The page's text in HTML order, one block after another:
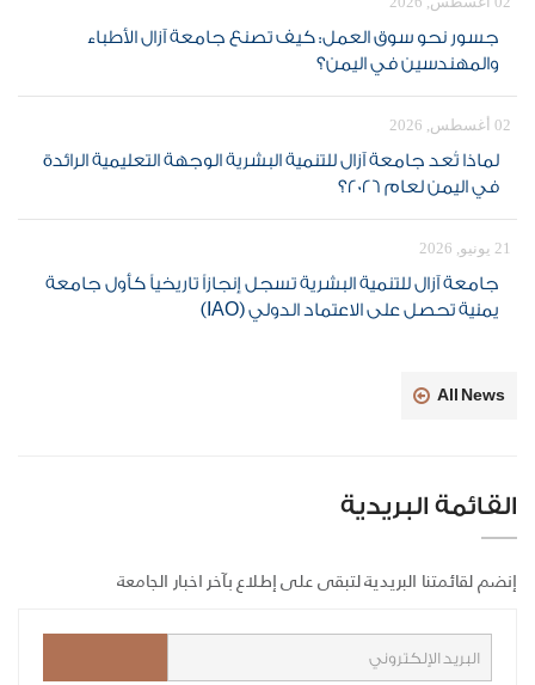
جسور نحو سوق العمل: كيف تصنع جامعة آزال الأطباء
والمهندسين في اليمن؟
02 أغسطس, 2026
لماذا تُعد جامعة آزال للتنمية البشرية الوجهة التعليمية الرائدة
في اليمن لعام 2026؟
21 يونيو, 2026
جامعة آزال للتنمية البشرية تسجل إنجازاً تاريخياً كأول جامعة
يمنية تحصل على الاعتماد الدولي (IAO)
All News
القائمة البريدية
إنضم لقائمتنا البريدية لتبقى على إطلاع بآخر اخبار الجامعة